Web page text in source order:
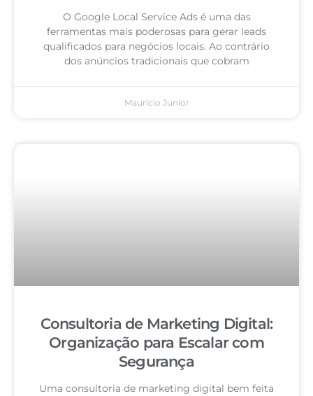
O Google Local Service Ads é uma das
ferramentas mais poderosas para gerar leads
qualificados para negócios locais. Ao contrário
dos anúncios tradicionais que cobram
Mauricio Junior
Consultoria de Marketing Digital:
Organização para Escalar com
Segurança
Uma consultoria de marketing digital bem feita